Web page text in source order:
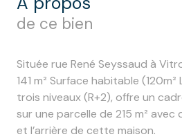
de ce bien
Située rue René Seyssaud à
141 m² Surface habitable
trois niveaux (R+2), offre un
sur une parcelle de 215 m² avec
et l’arrière de cette maison.